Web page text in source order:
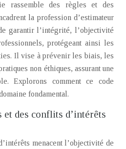
rassemble des règles et des
la profession d’estimateur
garantir l’intégrité, l’objectivité
protégeant ainsi les
Il vise à prévenir les biais, les
non éthiques, assurant une
Explorons comment ce code
fondamental.
des conflits d’intérêts
menacent l’objectivité de